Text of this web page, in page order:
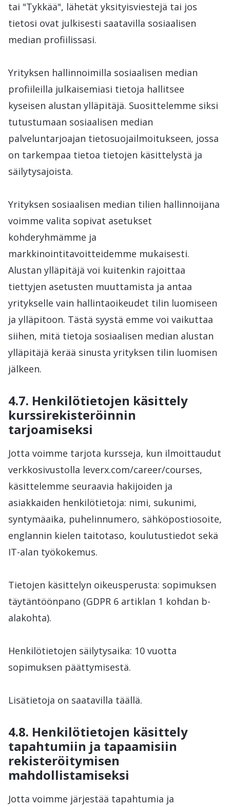
tai "Tykkää", lähetät yksityisviestejä tai jos
tietosi ovat julkisesti saatavilla sosiaalisen
median profiilissasi.
Yrityksen hallinnoimilla sosiaalisen median
profiileilla julkaisemiasi tietoja hallitsee
kyseisen alustan ylläpitäjä. Suosittelemme siksi
tutustumaan sosiaalisen median
palveluntarjoajan tietosuojailmoitukseen, jossa
on tarkempaa tietoa tietojen käsittelystä ja
säilytysajoista.
Yrityksen sosiaalisen median tilien hallinnoijana
voimme valita sopivat asetukset
kohderyhmämme ja
markkinointitavoitteidemme mukaisesti.
Alustan ylläpitäjä voi kuitenkin rajoittaa
tiettyjen asetusten muuttamista ja antaa
yritykselle vain hallintaoikeudet tilin luomiseen
ja ylläpitoon. Tästä syystä emme voi vaikuttaa
siihen, mitä tietoja sosiaalisen median alustan
ylläpitäjä kerää sinusta yrityksen tilin luomisen
jälkeen.
4.7. Henkilötietojen käsittely
kurssirekisteröinnin
tarjoamiseksi
Jotta voimme tarjota kursseja, kun ilmoittaudut
verkkosivustolla leverx.com/career/courses,
käsittelemme seuraavia hakijoiden ja
asiakkaiden henkilötietoja: nimi, sukunimi,
syntymäaika, puhelinnumero, sähköpostiosoite,
englannin kielen taitotaso, koulutustiedot sekä
IT-alan työkokemus.
Tietojen käsittelyn oikeusperusta: sopimuksen
täytäntöönpano (GDPR 6 artiklan 1 kohdan b-
alakohta).
Henkilötietojen säilytysaika: 10 vuotta
sopimuksen päättymisestä.
Lisätietoja on saatavilla täällä.
4.8. Henkilötietojen käsittely
tapahtumiin ja tapaamisiin
rekisteröitymisen
mahdollistamiseksi
Jotta voimme järjestää tapahtumia ja